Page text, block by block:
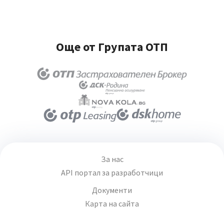
Още от Групата ОТП
За нас
API портал за разработчици
Документи
Карта на сайта